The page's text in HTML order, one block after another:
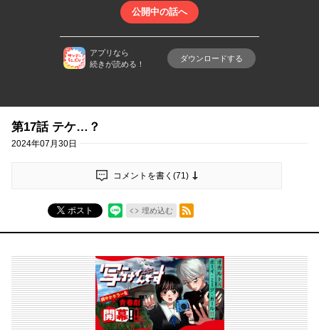
公開中の話へ
アプリなら
続きが読める！
ダウンロードする
第17話 テケ…？
2024年07月30日
コメントを書く(71)
ポスト 埋め込む
RSSフィード